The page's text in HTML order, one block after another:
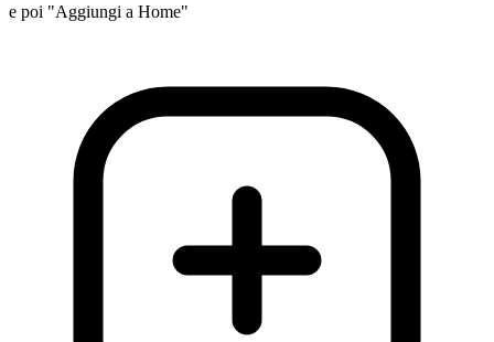
e poi "Aggiungi a Home"